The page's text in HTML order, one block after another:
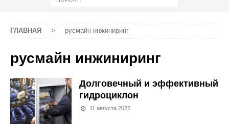
ГЛАВНАЯ > русмайн инжиниринг
русмайн инжиниринг
Долговечный и эффективный
гидроциклон
11 августа 2022